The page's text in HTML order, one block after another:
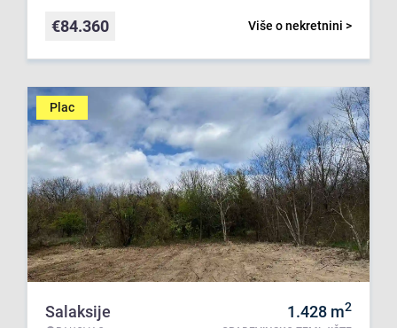
Više o nekretnini >
€84.360
Plac
Salaksije 1.428 m2